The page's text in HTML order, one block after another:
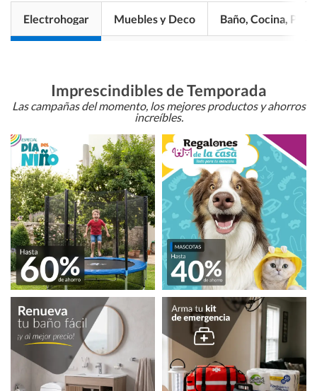
Electrohogar Muebles y Deco Baño, Cocina, Pisos
Imprescindibles de Temporada
Las campañas del momento, los mejores productos y ahorros
increíbles.